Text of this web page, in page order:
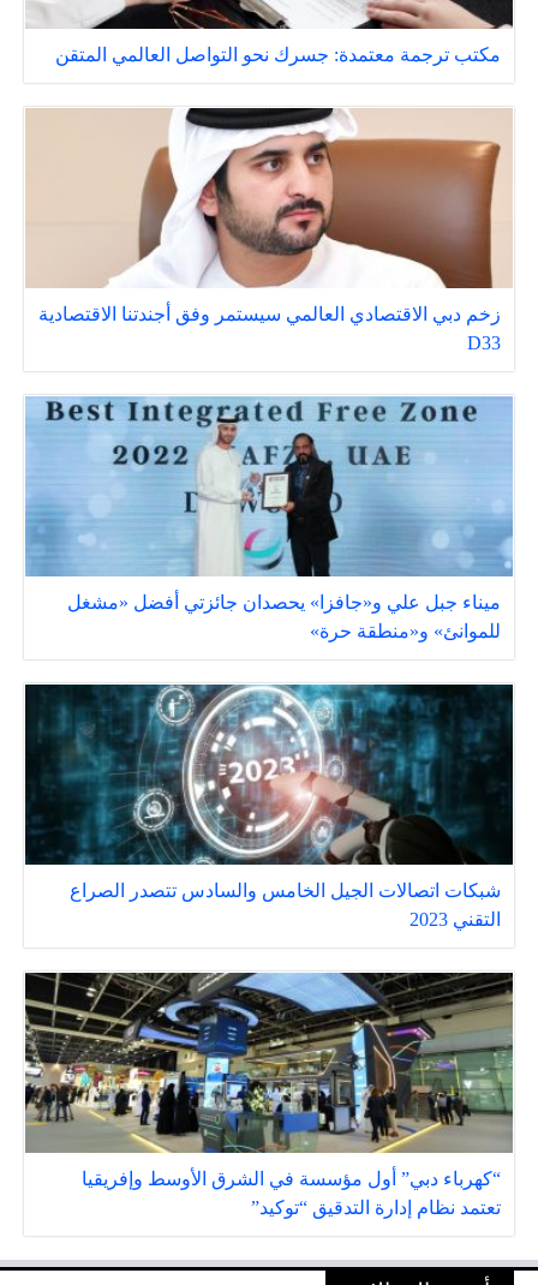
مكتب ترجمة معتمدة: جسرك نحو التواصل العالمي المتقن
زخم دبي الاقتصادي العالمي سيستمر وفق أجندتنا الاقتصادية
D33
ميناء جبل علي و«جافزا» يحصدان جائزتي أفضل «مشغل
للموانئ» و«منطقة حرة»
شبكات اتصالات الجيل الخامس والسادس تتصدر الصراع
التقني 2023
“كهرباء دبي” أول مؤسسة في الشرق الأوسط وإفريقيا
تعتمد نظام إدارة التدقيق “توكيد”